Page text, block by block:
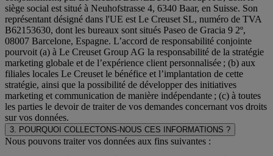
siège social est situé à Neuhofstrasse 4, 6340 Baar, en Suisse. Son
représentant désigné dans l'UE est Le Creuset SL, numéro de TVA
B62153630, dont les bureaux sont situés Paseo de Gracia 9 2º,
08007 Barcelone, Espagne. L’accord de responsabilité conjointe
pourvoit (a) à Le Creuset Group AG la responsabilité de la stratégie
marketing globale et de l’expérience client personnalisée ; (b) aux
filiales locales Le Creuset le bénéfice et l’implantation de cette
stratégie, ainsi que la possibilité de développer des initiatives
marketing et communication de manière indépendante ; (c) à toutes
les parties le devoir de traiter de vos demandes concernant vos droits
sur vos données.
3. POURQUOI COLLECTONS-NOUS CES INFORMATIONS ?
Nous pouvons traiter vos données aux fins suivantes :